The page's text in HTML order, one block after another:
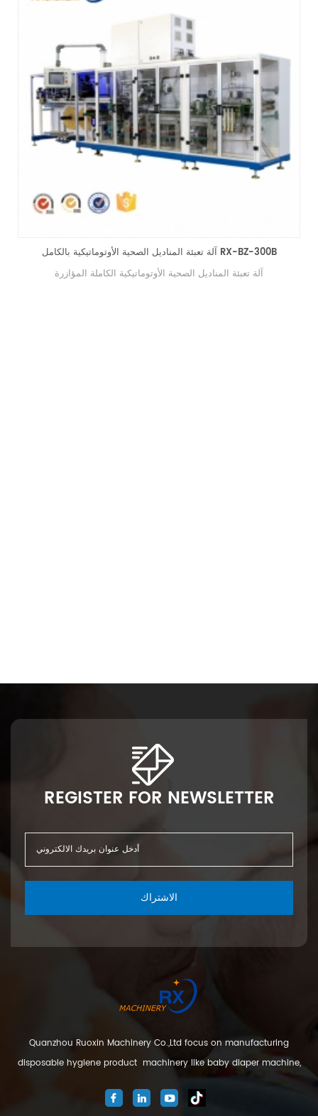
آلة ختم حفاضات الأطفال الأوتوماتيكية الكاملة المؤازرة
آلة ختم حفاضات الأطفال الأوتوماتيكية الكاملة المؤازرة
REGISTER FOR NEWSLETTER
الاشتراك
Quanzhou Ruoxin Machinery Co.,Ltd focus on manufacturing
disposable hygiene product machinery like baby diaper machine,
machine. We are located in Jinjiang city, Fujian Province, China. And